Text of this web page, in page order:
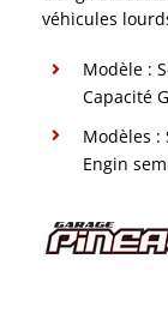
véhicules
Modèle :
Capacité
Modèles :
Engin